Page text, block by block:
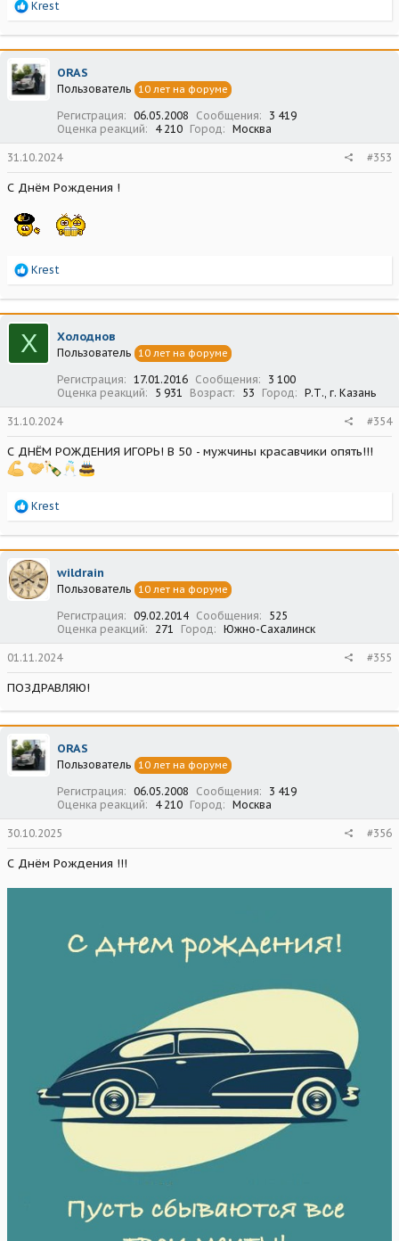
Р
а
к
ц
и
и
Krest
ORAS
Пользователь 10 лет на форуме
Регистрация 06.05.2008 Сообщения
3 419
Оценка реакций
4 210 Город Москва
31.10.2024 #353
С Днём Рождения !
Р
а
к
ц
и
и
Krest
Х Холоднов
Пользователь 10 лет на форуме
Регистрация 17.01.2016 Сообщения
3 100
Оценка реакций
5 931 Возраст 53 Город Р.Т., г. Казань
31.10.2024 #354
С ДНЁМ РОЖДЕНИЯ ИГОРЬ! В 50 - мужчины красавчики опять!!!
Р
а
к
ц
и
и
Krest
wildrain
Пользователь 10 лет на форуме
Регистрация 09.02.2014 Сообщения
525
Оценка реакций
271 Город Южно-Сахалинск
01.11.2024 #355
ПОЗДРАВЛЯЮ!
ORAS
Пользователь 10 лет на форуме
Регистрация 06.05.2008 Сообщения
3 419
Оценка реакций
4 210 Город Москва
30.10.2025 #356
С Днём Рождения !!!